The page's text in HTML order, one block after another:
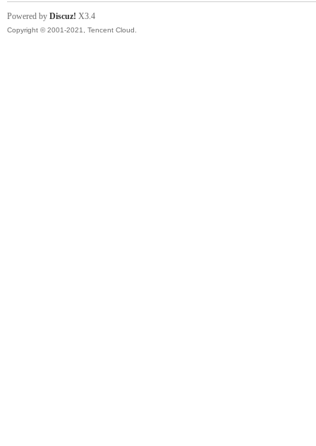
Powered by Discuz! X3.4
Copyright © 2001-2021, Tencent Cloud.